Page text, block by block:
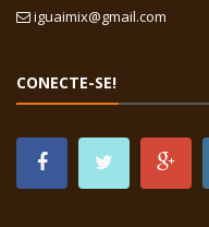
iguaimix@gmail.com
CONECTE-SE!